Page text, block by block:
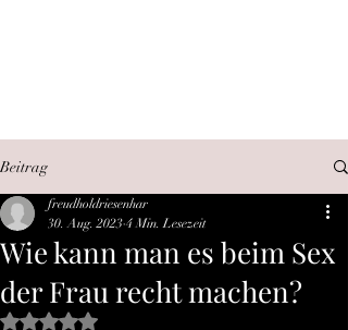
Beitrag
Wie kann man es beim Sex
der Frau recht machen?
freudholdriesenhar
30. Aug. 2023 4 Min. Lesezeit
Mit NaN von 5 Sternen bewertet.